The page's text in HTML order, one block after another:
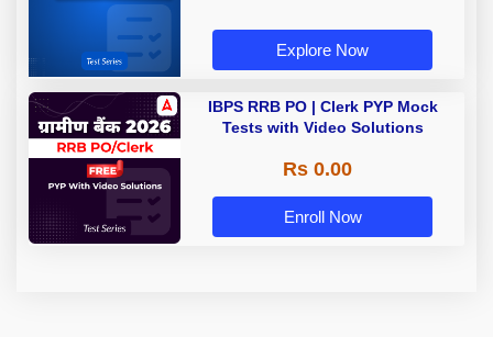
Explore Now
IBPS RRB PO | Clerk PYP Mock
Tests with Video Solutions
Rs 0.00
Enroll Now